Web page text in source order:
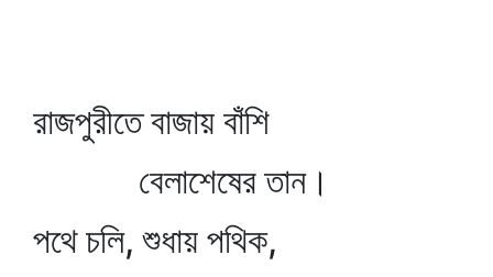
রাজপুরীতে বাজায় বাঁশি
বেলাশেষের তান।
পথে চলি, শুধায় পথিক,